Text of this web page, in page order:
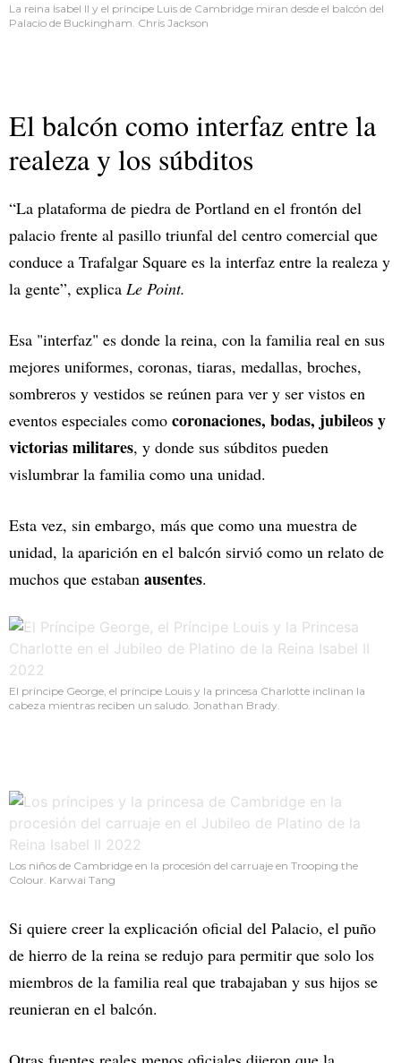
La reina Isabel II y el príncipe Luis de Cambridge miran desde el balcón del
Palacio de Buckingham. Chris Jackson
El balcón como interfaz entre la
realeza y los súbditos
“La plataforma de piedra de Portland en el frontón del
palacio frente al pasillo triunfal del centro comercial que
conduce a Trafalgar Square es la interfaz entre la realeza y
la gente”, explica Le Point.
Esa "interfaz" es donde la reina, con la familia real en sus
mejores uniformes, coronas, tiaras, medallas, broches,
sombreros y vestidos se reúnen para ver y ser vistos en
eventos especiales como coronaciones, bodas, jubileos y
victorias militares, y donde sus súbditos pueden
vislumbrar la familia como una unidad.
Esta vez, sin embargo, más que como una muestra de
unidad, la aparición en el balcón sirvió como un relato de
muchos que estaban ausentes.
El príncipe George, el príncipe Louis y la princesa Charlotte inclinan la
cabeza mientras reciben un saludo. Jonathan Brady.
Los niños de Cambridge en la procesión del carruaje en Trooping the
Colour. Karwai Tang
Si quiere creer la explicación oficial del Palacio, el puño
de hierro de la reina se redujo para permitir que solo los
miembros de la familia real que trabajaban y sus hijos se
reunieran en el balcón.